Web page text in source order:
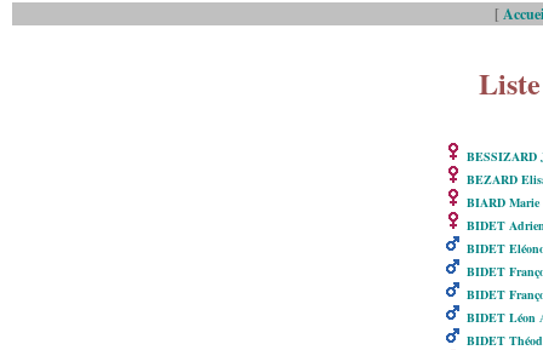
[
BESSIZARD
BEZARD
BIARD Marie
BIDET
BIDET
BIDET
BIDET
BIDET Léon
BIDET